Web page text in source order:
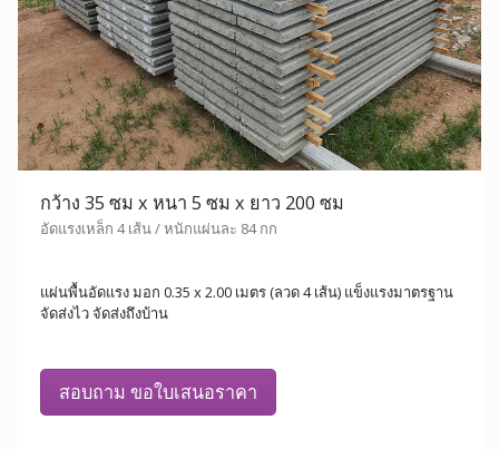
กว้าง 35 ซม x หนา 5 ซม x ยาว 200 ซม
อัดแรงเหล็ก 4 เส้น / หนักแผ่นละ 84 กก
แผ่นพื้นอัดแรง มอก 0.35 x 2.00 เมตร (ลวด 4 เส้น) แข็งแรงมาตรฐาน
จัดส่งไว จัดส่งถึงบ้าน
สอบถาม ขอใบเสนอราคา